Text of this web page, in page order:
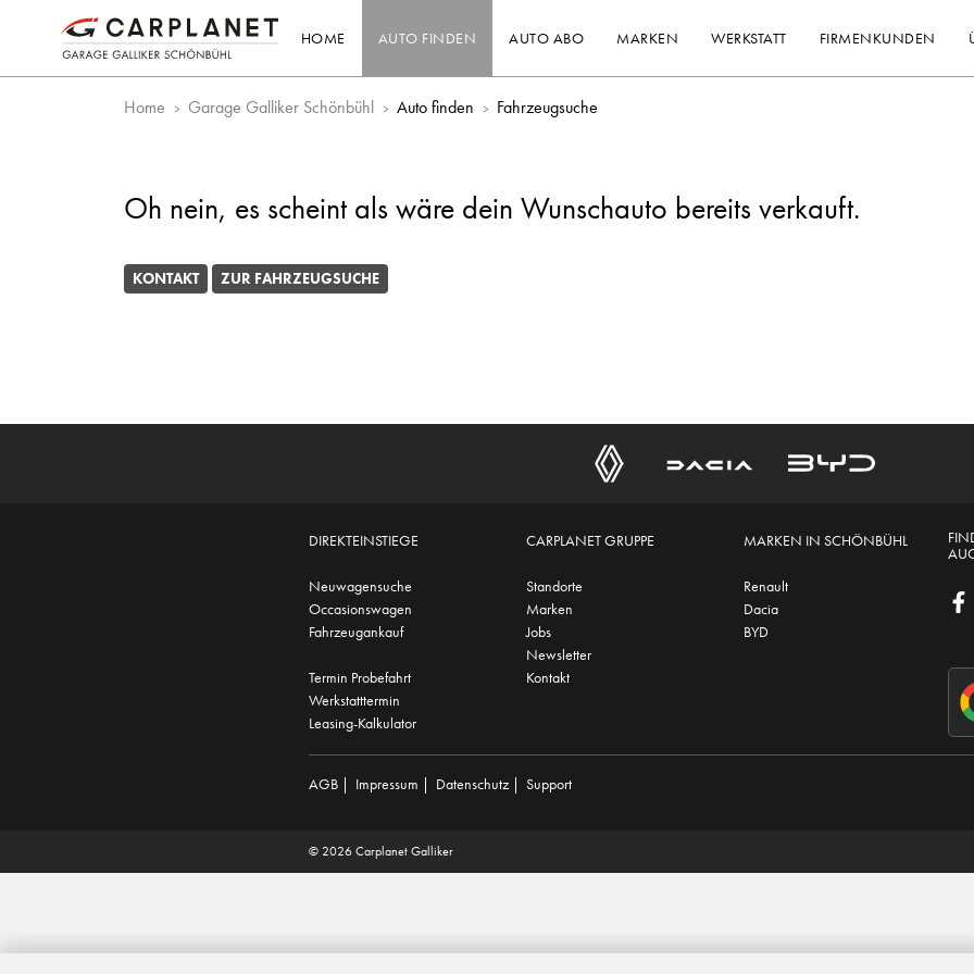
HOME AUTO FINDEN AUTO ABO MARKEN WERKSTATT FIRMENKUNDEN
Home Garage Galliker Schönbühl Auto finden Fahrzeugsuche
Oh nein, es scheint als wäre dein Wunschauto bereits verkauft.
KONTAKT ZUR FAHRZEUGSUCHE
DIREKTEINSTIEGE
Neuwagensuche
Occasionswagen
Fahrzeugankauf
Termin Probefahrt
Werkstatttermin
Leasing-Kalkulator
CARPLANET GRUPPE
Standorte
Marken
Jobs
Newsletter
Kontakt
MARKEN IN SCHÖNBÜHL
Renault
Dacia
BYD
AGB | Impressum | Datenschutz| Support
© 2026 Carplanet Galliker